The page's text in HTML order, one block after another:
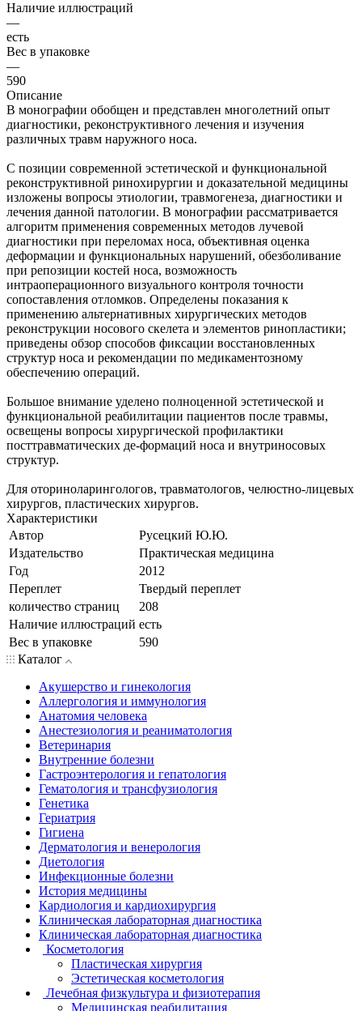
Наличие иллюстраций
—
есть
Вес в упаковке
—
590
Описание
В монографии обобщен и представлен многолетний опыт
диагностики, реконструктивного лечения и изучения
различных травм наружного носа.
С позиции современной эстетической и функциональной
реконструктивной ринохирургии и доказательной медицины
изложены вопросы этиологии, травмогенеза, диагностики и
лечения данной патологии. В монографии рассматривается
алгоритм применения современных методов лучевой
диагностики при переломах носа, объективная оценка
деформации и функциональных нарушений, обезболивание
при репозиции костей носа, возможность
интраоперационного визуального контроля точности
сопоставления отломков. Определены показания к
применению альтернативных хирургических методов
реконструкции носового скелета и элементов ринопластики;
приведены обзор способов фиксации восстановленных
структур носа и рекомендации по медикаментозному
обеспечению операций.
Большое внимание уделено полноценной эстетической и
функциональной реабилитации пациентов после травмы,
освещены вопросы хирургической профилактики
посттравматических де-формаций носа и внутриносовых
структур.
Для оториноларингологов, травматологов, челюстно-лицевых
хирургов, пластических хирургов.
Характеристики
Автор
Русецкий Ю.Ю.
Издательство
Практическая медицина
Год
2012
Переплет
Твердый переплет
количество страниц
208
Наличие иллюстраций есть
Вес в упаковке
590
Каталог
Акушерство и гинекология
Аллергология и иммунология
Анатомия человека
Анестезиология и реаниматология
Ветеринария
Внутренние болезни
Гастроэнтерология и гепатология
Гематология и трансфузиология
Генетика
Гериатрия
Гигиена
Дерматология и венерология
Диетология
Инфекционные болезни
История медицины
Кардиология и кардиохирургия
Клиническая лабораторная диагностика
Клиническая лабораторная диагностика
Косметология
Пластическая хирургия
Эстетическая косметология
Лечебная физкультура и физиотерапия
Медицинская реабилитация